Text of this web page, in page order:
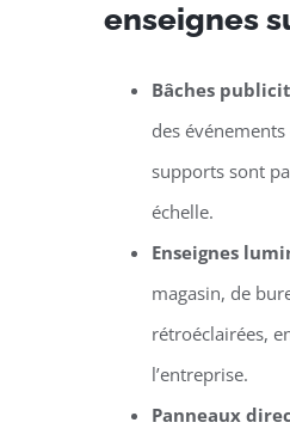
enseignes
Bâches
des
supports sont
échelle.
Enseignes
magasin, de
rétroéclairées,
l’entreprise.
Panneaux